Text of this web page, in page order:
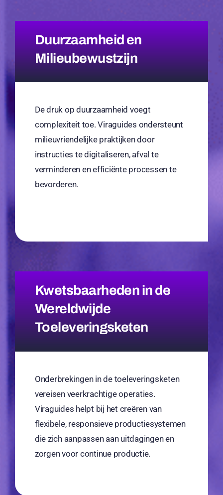
Duurzaamheid en
Milieubewustzijn
De druk op duurzaamheid voegt
complexiteit toe. Viraguides ondersteunt
milieuvriendelijke praktijken door
instructies te digitaliseren, afval te
verminderen en efficiënte processen te
bevorderen.
Kwetsbaarheden in de
Wereldwijde
Toeleveringsketen
Onderbrekingen in de toeleveringsketen
vereisen veerkrachtige operaties.
Viraguides helpt bij het creëren van
flexibele, responsieve productiesystemen
die zich aanpassen aan uitdagingen en
zorgen voor continue productie.